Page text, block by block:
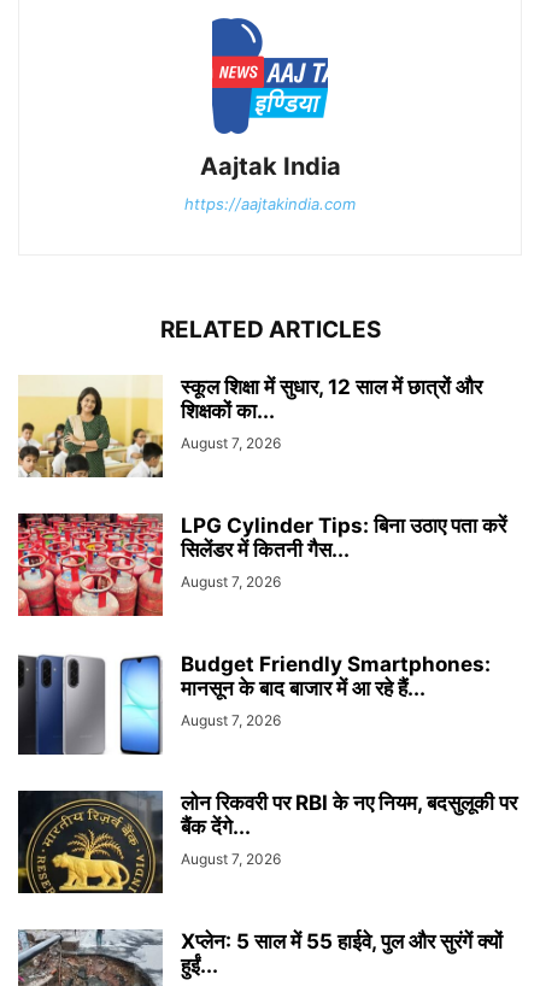
Aajtak India
https://aajtakindia.com
RELATED ARTICLES
स्कूल शिक्षा में सुधार, 12 साल में छात्रों और
शिक्षकों का...
August 7, 2026
LPG Cylinder Tips: बिना उठाए पता करें
सिलेंडर में कितनी गैस...
August 7, 2026
Budget Friendly Smartphones:
मानसून के बाद बाजार में आ रहे हैं...
August 7, 2026
लोन रिकवरी पर RBI के नए नियम, बदसुलूकी पर
बैंक देंगे...
August 7, 2026
Xप्लेन: 5 साल में 55 हाईवे, पुल और सुरंगें क्यों
हुईं...